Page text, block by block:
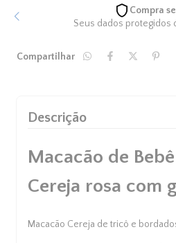
Compra
Seus dados protegidos
Compartilhar
Descrição
Macacão de
Cereja rosa com
Macacão Cereja de tricô e